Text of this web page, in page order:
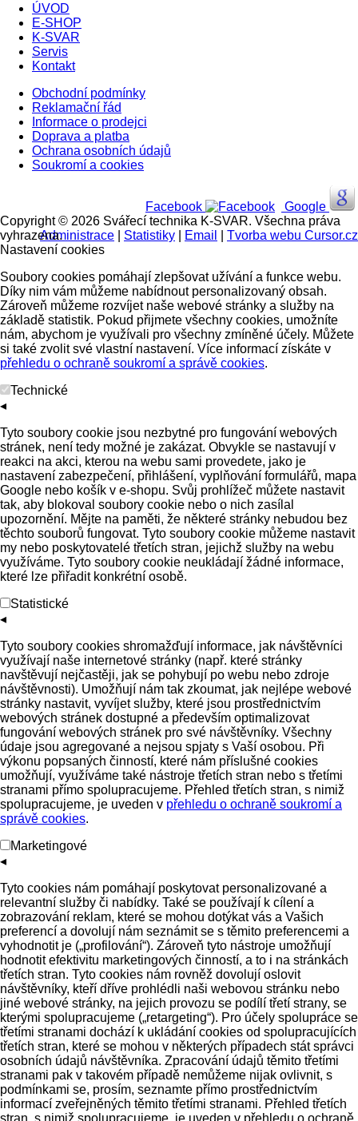
ÚVOD
E-SHOP
K-SVAR
Servis
Kontakt
Obchodní podmínky
Reklamační řád
Informace o prodejci
Doprava a platba
Ochrana osobních údajů
Soukromí a cookies
Facebook
Google
Copyright © 2026 Svářecí technika K-SVAR. Všechna práva
vyhrazena.Administrace Statistiky Email
Tvorba webu Cursor.cz
Nastavení cookies
Soubory cookies pomáhají zlepšovat užívání a funkce webu.
Díky nim vám můžeme nabídnout personalizovaný obsah.
Zároveň můžeme rozvíjet naše webové stránky a služby na
základě statistik. Pokud přijmete všechny cookies, umožníte
nám, abychom je využívali pro všechny zmíněné účely. Můžete
si také zvolit své vlastní nastavení. Více informací získáte v
přehledu o ochraně soukromí a správě cookies.
Technické
◂
Tyto soubory cookie jsou nezbytné pro fungování webových
stránek, není tedy možné je zakázat. Obvykle se nastavují v
reakci na akci, kterou na webu sami provedete, jako je
nastavení zabezpečení, přihlášení, vyplňování formulářů, mapa
Google nebo košík v e-shopu. Svůj prohlížeč můžete nastavit
tak, aby blokoval soubory cookie nebo o nich zasílal
upozornění. Mějte na paměti, že některé stránky nebudou bez
těchto souborů fungovat. Tyto soubory cookie můžeme nastavit
my nebo poskytovatelé třetích stran, jejichž služby na webu
využíváme. Tyto soubory cookie neukládají žádné informace,
které lze přiřadit konkrétní osobě.
Statistické
◂
Tyto soubory cookies shromažďují informace, jak návštěvníci
využívají naše internetové stránky (např. které stránky
navštěvují nejčastěji, jak se pohybují po webu nebo zdroje
návštěvnosti). Umožňují nám tak zkoumat, jak nejlépe webové
stránky nastavit, vyvíjet služby, které jsou prostřednictvím
webových stránek dostupné a především optimalizovat
fungování webových stránek pro své návštěvníky. Všechny
údaje jsou agregované a nejsou spjaty s Vaší osobou. Při
výkonu popsaných činností, které nám příslušné cookies
umožňují, využíváme také nástroje třetích stran nebo s třetími
stranami přímo spolupracujeme. Přehled třetích stran, s nimiž
spolupracujeme, je uveden v přehledu o ochraně soukromí a
správě cookies.
Marketingové
◂
Tyto cookies nám pomáhají poskytovat personalizované a
relevantní služby či nabídky. Také se používají k cílení a
zobrazování reklam, které se mohou dotýkat vás a Vašich
preferencí a dovolují nám seznámit se s těmito preferencemi a
vyhodnotit je („profilování“). Zároveň tyto nástroje umožňují
hodnotit efektivitu marketingových činností, a to i na stránkách
třetích stran. Tyto cookies nám rovněž dovolují oslovit
návštěvníky, kteří dříve prohlédli naši webovou stránku nebo
jiné webové stránky, na jejich provozu se podílí třetí strany, se
kterými spolupracujeme („retargeting“). Pro účely spolupráce se
třetími stranami dochází k ukládání cookies od spolupracujících
třetích stran, které se mohou v některých případech stát správci
osobních údajů návštěvníka. Zpracování údajů těmito třetími
stranami pak v takovém případě nemůžeme nijak ovlivnit, s
podmínkami se, prosím, seznamte přímo prostřednictvím
informací zveřejněných těmito třetími stranami. Přehled třetích
stran, s nimiž spolupracujeme, je uveden v přehledu o ochraně